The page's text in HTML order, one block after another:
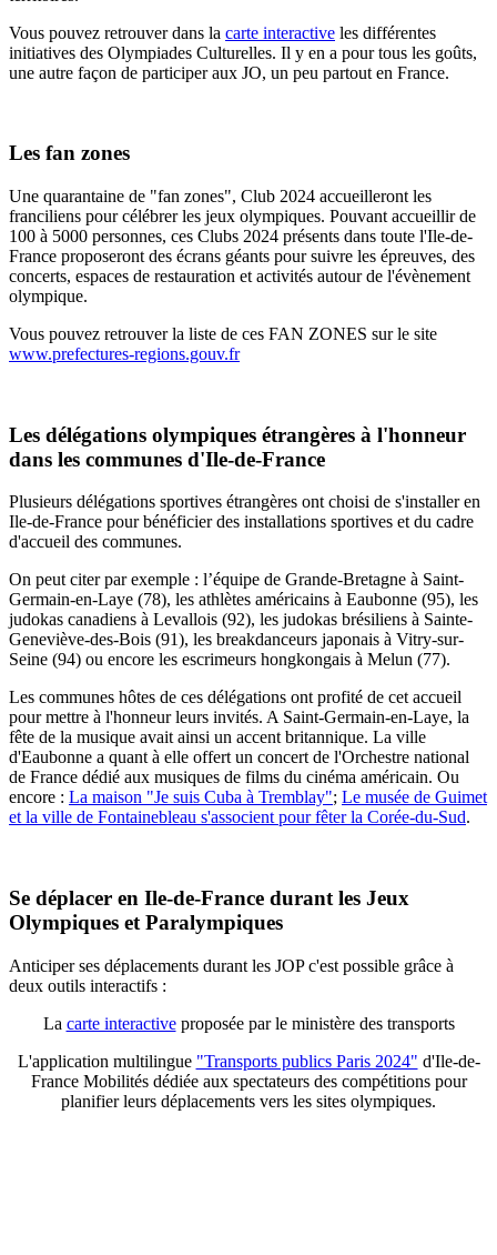
Vous pouvez retrouver dans la carte interactive les différentes
initiatives des Olympiades Culturelles. Il y en a pour tous les goûts,
une autre façon de participer aux JO, un peu partout en France.
Les fan zones
Une quarantaine de "fan zones", Club 2024 accueilleront les
franciliens pour célébrer les jeux olympiques. Pouvant accueillir de
100 à 5000 personnes, ces Clubs 2024 présents dans toute l'Ile-de-
France proposeront des écrans géants pour suivre les épreuves, des
concerts, espaces de restauration et activités autour de l'évènement
olympique.
Vous pouvez retrouver la liste de ces FAN ZONES sur le site
www.prefectures-regions.gouv.fr
Les délégations olympiques étrangères à l'honneur
dans les communes d'Ile-de-France
Plusieurs délégations sportives étrangères ont choisi de s'installer en
Ile-de-France pour bénéficier des installations sportives et du cadre
d'accueil des communes.
On peut citer par exemple : l’équipe de Grande-Bretagne à Saint-
Germain-en-Laye (78), les athlètes américains à Eaubonne (95), les
judokas canadiens à Levallois (92), les judokas brésiliens à Sainte-
Geneviève-des-Bois (91), les breakdanceurs japonais à Vitry-sur-
Seine (94) ou encore les escrimeurs hongkongais à Melun (77).
Les communes hôtes de ces délégations ont profité de cet accueil
pour mettre à l'honneur leurs invités. A Saint-Germain-en-Laye, la
fête de la musique avait ainsi un accent britannique. La ville
d'Eaubonne a quant à elle offert un concert de l'Orchestre national
de France dédié aux musiques de films du cinéma américain. Ou
encore : La maison "Je suis Cuba à Tremblay"; Le musée de Guimet
et la ville de Fontainebleau s'associent pour fêter la Corée-du-Sud.
Se déplacer en Ile-de-France durant les Jeux
Olympiques et Paralympiques
Anticiper ses déplacements durant les JOP c'est possible grâce à
deux outils interactifs :
La carte interactiveproposée par le ministère des transports
L'application multilingue "Transports publics Paris 2024" d'Ile-de-
France Mobilités dédiée aux spectateurs des compétitions pour
planifier leurs déplacements vers les sites olympiques.